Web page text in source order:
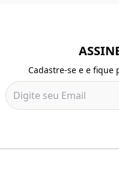
Cadastre-se e e fique